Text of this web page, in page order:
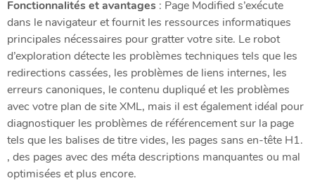
Fonctionnalités et avantages : Page Modified s’exécute
dans le navigateur et fournit les ressources informatiques
principales nécessaires pour gratter votre site. Le robot
d’exploration détecte les problèmes techniques tels que les
redirections cassées, les problèmes de liens internes, les
erreurs canoniques, le contenu dupliqué et les problèmes
avec votre plan de site XML, mais il est également idéal pour
diagnostiquer les problèmes de référencement sur la page
tels que les balises de titre vides, les pages sans en-tête H1.
, des pages avec des méta descriptions manquantes ou mal
optimisées et plus encore.